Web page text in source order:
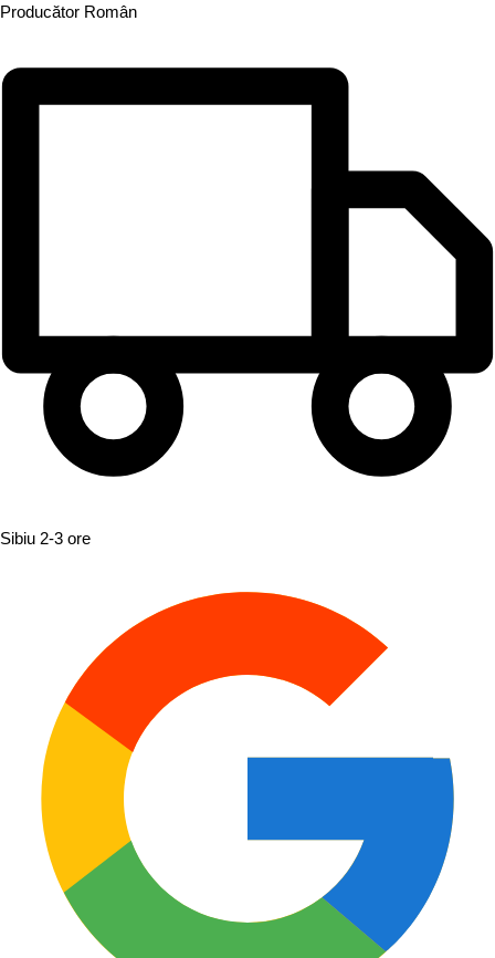
Producător Român
Sibiu 2-3 ore